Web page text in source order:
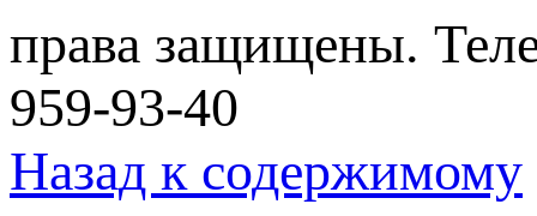
права защищены.
959-93-40
Назад к содержимому